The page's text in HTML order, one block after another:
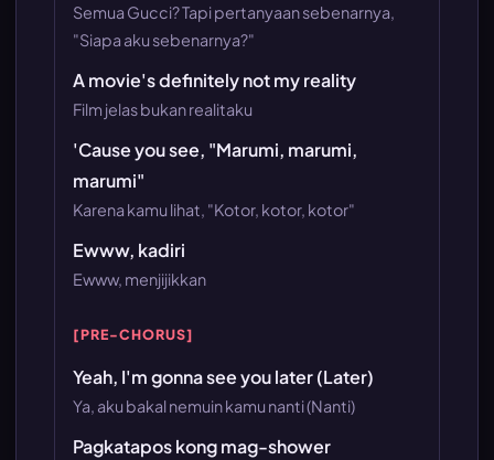
Semua Gucci? Tapi pertanyaan sebenarnya,
"Siapa aku sebenarnya?"
A movie's definitely not my reality
Film jelas bukan realitaku
'Cause you see, "Marumi, marumi,
marumi"
Karena kamu lihat, "Kotor, kotor, kotor"
Ewww, kadiri
Ewww, menjijikkan
[PRE-CHORUS]
Yeah, I'm gonna see you later (Later)
Ya, aku bakal nemuin kamu nanti (Nanti)
Pagkatapos kong mag-shower